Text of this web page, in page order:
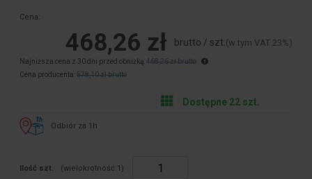
Cena:
468,26 zł brutto / szt. (w tym VAT 23%)
Najniższa cena z 30 dni przed obniżką: 468,26 zł brutto
Cena producenta: 578,10 zł brutto
Dostępne 22 szt.
Odbiór za 1h
Ilość szt. (wielokrotność:1 )